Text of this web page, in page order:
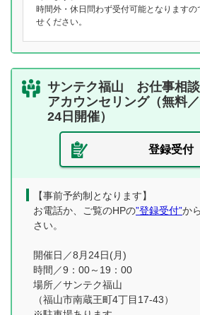
時間外・休日問わず受付可能となりますの
せください。
サンテク福山 お仕事相談
アカウンセリング（無料
24日開催）
登録受付
【事前予約制となります】
お電話か、ご覧のHPの”登録受付”か
さい。
開催日／8月24日(月)
時間／9：00～19：00
場所／サンテク福山
（福山市南蔵王町4丁目17-43）